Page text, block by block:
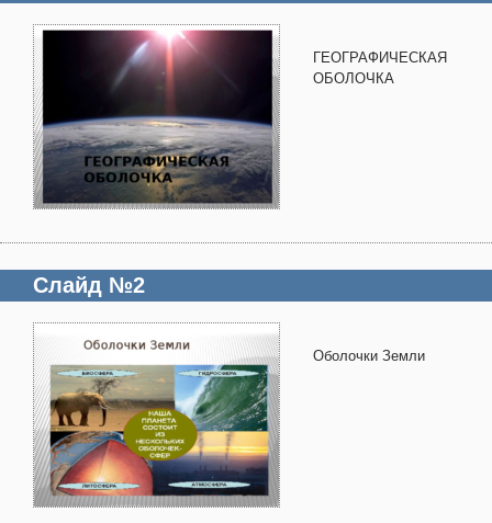
ГЕОГРАФИЧЕСКАЯ
ОБОЛОЧКА
Слайд №2
Оболочки Земли